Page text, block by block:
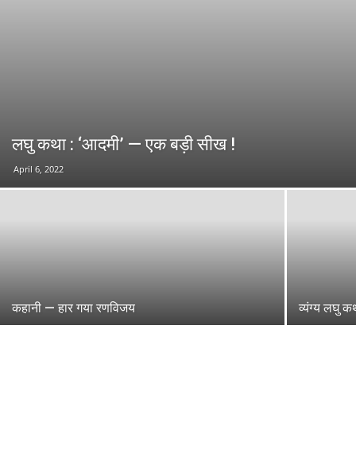
लघु कथा : ‘आदमी’ — एक बड़ी सीख !
April 6, 2022
कहानी — हार गया रणविजय व्यंग्य लघु